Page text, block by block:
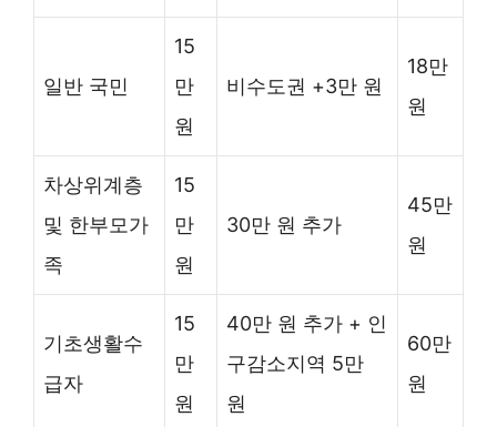
일반 국민
15
만
원
비수도권 +3만 원
18만
원
차상위계층
및 한부모가
족
15
만
원
30만 원 추가
45만
원
기초생활수
급자
15
만
원
40만 원 추가 + 인
구감소지역 5만
원
60만
원